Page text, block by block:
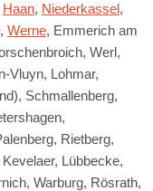
Haan, Niederkassel ,
, Werne, Emmerich am
Werl,
Vluyn, Lohmar,
Schmallenberg,
Rietberg,
Lübbecke,
Warburg, Rösrath,